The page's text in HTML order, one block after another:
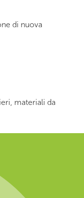
di nuova
materiali da